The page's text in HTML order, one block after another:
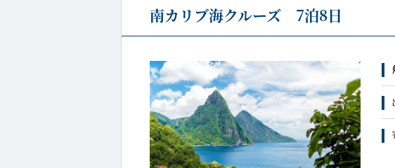
南カリブ海クルーズ 7泊8日